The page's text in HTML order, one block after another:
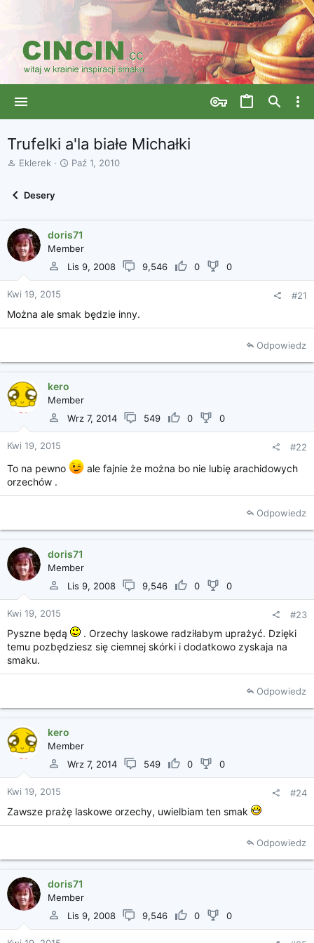
Trufelki a'la białe Michałki
A
ą
t
k
Eklerek
D
z
p
o
c
i
Paź 1, 2010
Desery
doris71
Member
Lis 9, 2008
9,546 0 0
Kwi 19, 2015 #21
Można ale smak będzie inny.
Odpowiedz
kero
Member
Wrz 7, 2014
549 0 0
Kwi 19, 2015 #22
To na pewno
ale fajnie że można bo nie lubię arachidowych
orzechów .
Odpowiedz
doris71
Member
Lis 9, 2008
9,546 0 0
Kwi 19, 2015 #23
Pyszne będą
. Orzechy laskowe radziłabym uprażyć. Dzięki
temu pozbędziesz się ciemnej skórki i dodatkowo zyskaja na
smaku.
Odpowiedz
kero
Member
Wrz 7, 2014
549 0 0
Kwi 19, 2015 #24
Zawsze prażę laskowe orzechy, uwielbiam ten smak
Odpowiedz
doris71
Member
Lis 9, 2008
9,546 0 0